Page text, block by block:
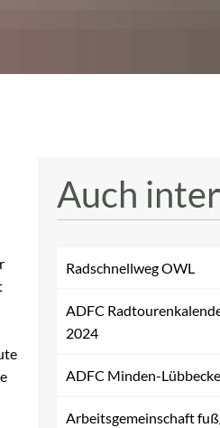
Auch
Radschnellweg OWL
ADFC
2024
ADFC Minden-Lübbecke
Arbeitsgemeinschaft